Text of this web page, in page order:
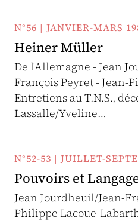
N°56 | JANVIER-MARS
Heiner Müller
De l'Allemagne - Jean
François Peyret - Jean-
Entretiens au T.N.S.,
Lassalle/Yveline…
N°52-53 | JUILLET-
Pouvoirs et
Jean Jourdheuil/Jean-
Philippe Lacoue-